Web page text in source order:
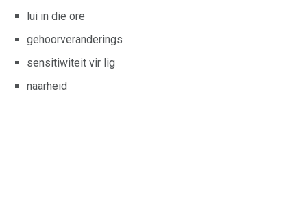
lui in die ore
gehoorveranderings
sensitiwiteit vir lig
naarheid